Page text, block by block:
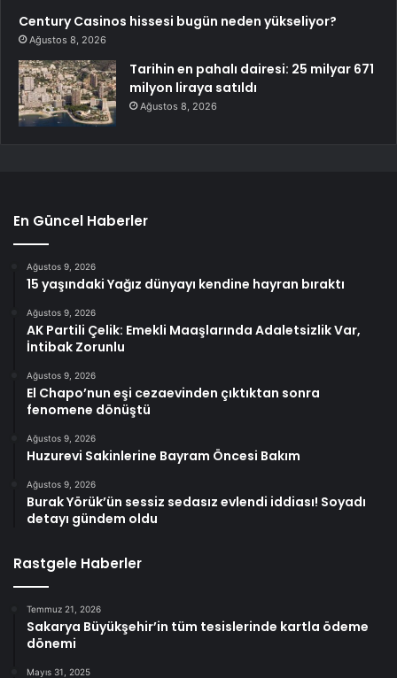
Century Casinos hissesi bugün neden yükseliyor?
Ağustos 8, 2026
Tarihin en pahalı dairesi: 25 milyar 671
milyon liraya satıldı
Ağustos 8, 2026
En Güncel Haberler
Ağustos 9, 2026
15 yaşındaki Yağız dünyayı kendine hayran bıraktı
Ağustos 9, 2026
AK Partili Çelik: Emekli Maaşlarında Adaletsizlik Var,
İntibak Zorunlu
Ağustos 9, 2026
El Chapo’nun eşi cezaevinden çıktıktan sonra
fenomene dönüştü
Ağustos 9, 2026
Huzurevi Sakinlerine Bayram Öncesi Bakım
Ağustos 9, 2026
Burak Yörük’ün sessiz sedasız evlendi iddiası! Soyadı
detayı gündem oldu
Rastgele Haberler
Temmuz 21, 2026
Sakarya Büyükşehir’in tüm tesislerinde kartla ödeme
dönemi
Mayıs 31, 2025